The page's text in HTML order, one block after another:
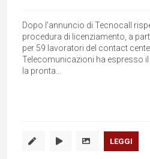
Dopo l'annuncio di Tecnocall
procedura di licenziamento, a
per 59 lavoratori del contact
Telecomunicazioni ha espresso
la pronta...
LEGGI